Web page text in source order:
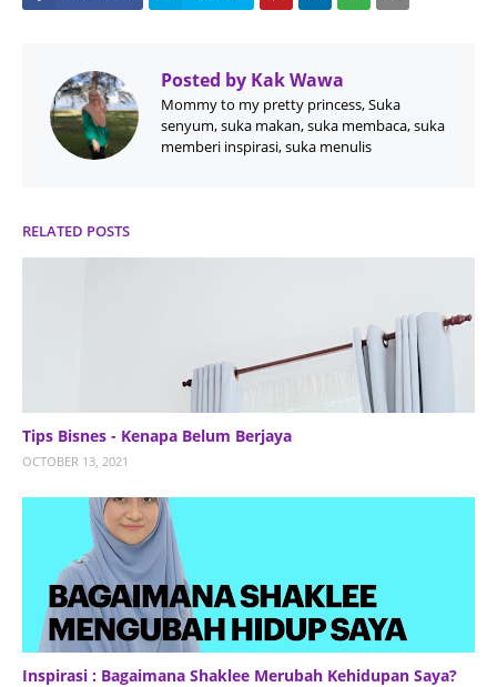
Posted by Kak Wawa
Mommy to my pretty princess, Suka
senyum, suka makan, suka membaca, suka
memberi inspirasi, suka menulis
RELATED POSTS
Tips Bisnes - Kenapa Belum Berjaya
OCTOBER 13, 2021
Inspirasi : Bagaimana Shaklee Merubah Kehidupan Saya?